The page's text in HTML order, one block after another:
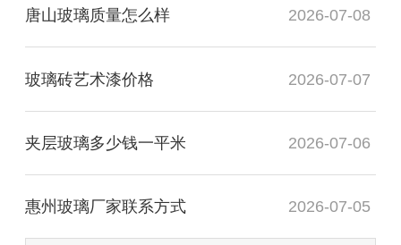
唐山玻璃质量怎么样 2026-07-08
玻璃砖艺术漆价格 2026-07-07
夹层玻璃多少钱一平米 2026-07-06
惠州玻璃厂家联系方式 2026-07-05